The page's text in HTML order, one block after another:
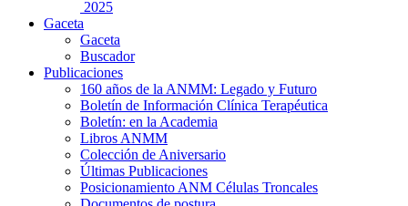
2025
Gaceta
Gaceta
Buscador
Publicaciones
160 años de la ANMM: Legado y Futuro
Boletín de Información Clínica Terapéutica
Boletín: en la Academia
Libros ANMM
Colección de Aniversario
Últimas Publicaciones
Posicionamiento ANM Células Troncales